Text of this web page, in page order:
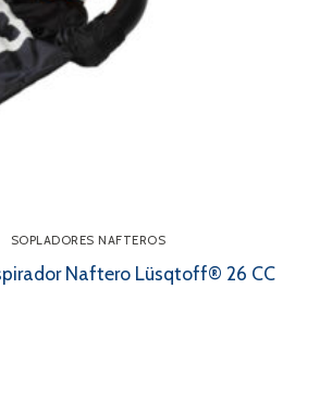
SOPLADORES NAFTEROS
Naftero Lüsqtoff® 26 CC